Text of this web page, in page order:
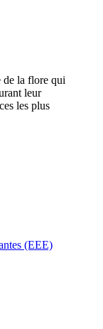
de la flore qui
leur
les plus
(EEE)